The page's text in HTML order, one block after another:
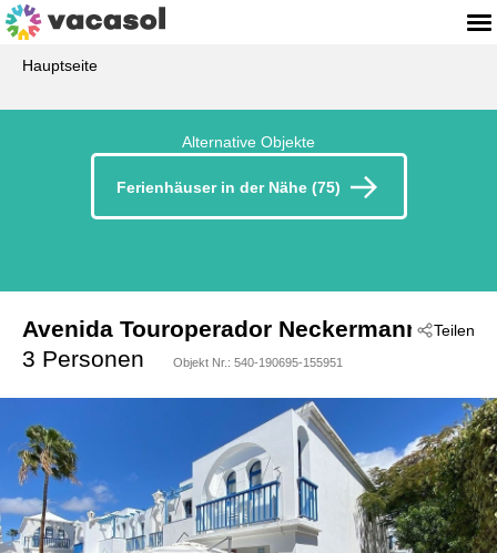
Hauptseite
Alternative Objekte
Ferienhäuser in der Nähe (75)
Teilen
Avenida Touroperador Neckermann
3 Personen Objekt Nr.: 540-190695-155951